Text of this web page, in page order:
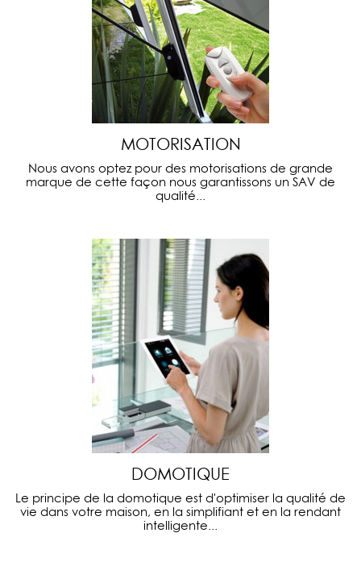
MOTORISATION
Nous avons optez pour des motorisations de grande
marque de cette façon nous garantissons un SAV de
qualité...
DOMOTIQUE
Le principe de la domotique est d'optimiser la qualité de
vie dans votre maison, en la simplifiant et en la rendant
intelligente...